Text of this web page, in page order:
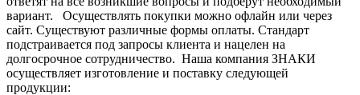
вариант.
Осуществлять покупки можно офлайн или через
сайт. Существуют различные формы оплаты. Стандарт
подстраивается под запросы клиента и нацелен на
долгосрочное сотрудничество. Наша компания ЗНАКИ
осуществляет изготовление и поставку следующей
продукции: